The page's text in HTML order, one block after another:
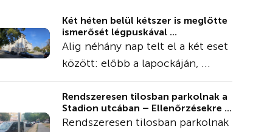
Két héten belül kétszer is meglőtte
ismerősét légpuskával ...
Alig néhány nap telt el a két eset
között: előbb a lapockáján, ...
Rendszeresen tilosban parkolnak a
Stadion utcában – Ellenőrzésekre ...
Rendszeresen tilosban parkolnak